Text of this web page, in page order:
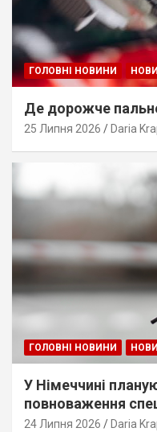
ГОЛОВНІ НОВИНИ
Де дорожче
25 Липня 2026 Daria
ГОЛОВНІ НОВИНИ
У Німеччині
повноваження
стеження
24 Липня 2026 Daria